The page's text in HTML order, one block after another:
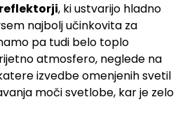
reflektorji, ki ustvarijo hladno
najbolj učinkovita za
pa tudi belo toplo
atmosfero, neglede na
izvedbe omenjenih svetil
moči svetlobe, kar je zelo